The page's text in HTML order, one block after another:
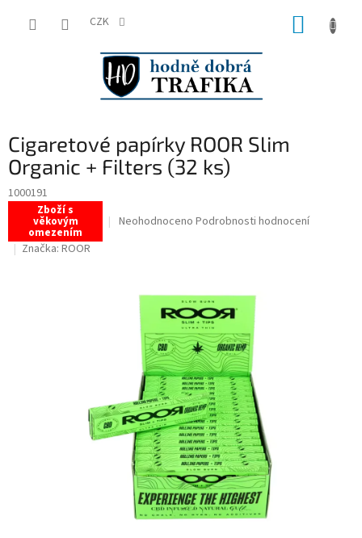
CZK
Cigaretové papírky ROOR Slim
Organic + Filters (32 ks)
1000191
Zboží s
věkovým
omezením
Průměrné
hvězdiček.
Neohodnoceno Podrobnosti hodnocení
Značka: ROOR